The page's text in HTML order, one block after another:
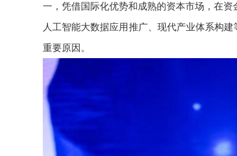
一，凭借国际化优势和成熟的资本市场，在
人工智能大数据应用推广、现代产业体系构
重要原因。